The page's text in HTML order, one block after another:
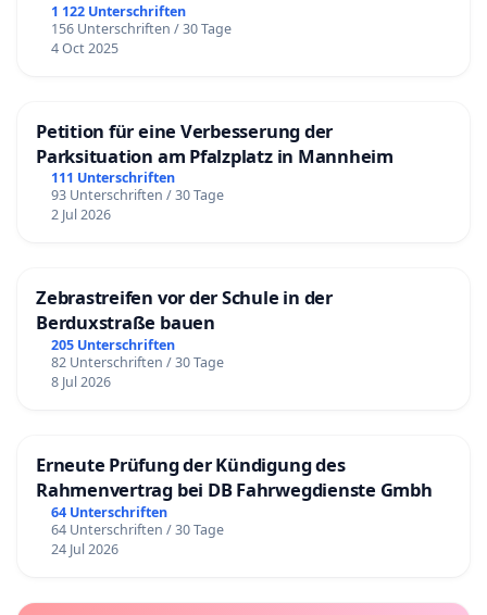
1 122 Unterschriften
156 Unterschriften / 30 Tage
4 Oct 2025
Petition für eine Verbesserung der
Parksituation am Pfalzplatz in Mannheim
111 Unterschriften
93 Unterschriften / 30 Tage
2 Jul 2026
Zebrastreifen vor der Schule in der
Berduxstraße bauen
205 Unterschriften
82 Unterschriften / 30 Tage
8 Jul 2026
Erneute Prüfung der Kündigung des
Rahmenvertrag bei DB Fahrwegdienste Gmbh
64 Unterschriften
64 Unterschriften / 30 Tage
24 Jul 2026